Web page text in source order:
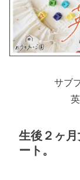
サブ
生後２ヶ
ート。